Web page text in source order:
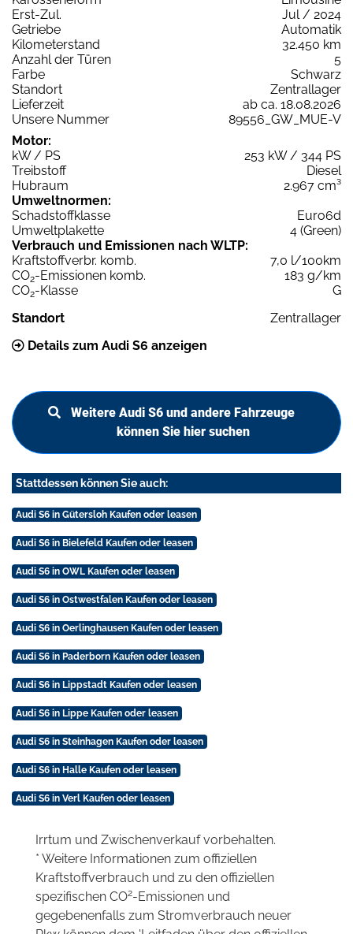
Erst-Zul.
Jul / 2024
Getriebe
Automatik
Kilometerstand
32.450 km
Anzahl der Türen
5
Farbe
Schwarz
Standort
Zentrallager
Lieferzeit
ab ca. 18.08.2026
Unsere Nummer
89556_GW_MUE-V
Motor:
kW / PS
253 kW / 344 PS
Treibstoff
Diesel
Hubraum
2.967 cm³
Umweltnormen:
Schadstoffklasse
Euro6d
Umweltplakette
4 (Green)
Verbrauch und Emissionen nach WLTP:
Kraftstoffverbr. komb.
7,0 l/100km
CO2-Emissionen komb.
183 g/km
CO2-Klasse
G
Standort
Zentrallager
Details zum Audi S6 anzeigen
Weitere Audi S6 und andere Fahrzeuge
können Sie hier suchen
Stattdessen können Sie auch:
Audi S6 in Gütersloh Kaufen oder leasen
Audi S6 in Bielefeld Kaufen oder leasen
Audi S6 in OWL Kaufen oder leasen
Audi S6 in Ostwestfalen Kaufen oder leasen
Audi S6 in Oerlinghausen Kaufen oder leasen
Audi S6 in Paderborn Kaufen oder leasen
Audi S6 in Lippstadt Kaufen oder leasen
Audi S6 in Lippe Kaufen oder leasen
Audi S6 in Steinhagen Kaufen oder leasen
Audi S6 in Halle Kaufen oder leasen
Audi S6 in Verl Kaufen oder leasen
Irrtum und Zwischenverkauf vorbehalten.
* Weitere Informationen zum offiziellen
Kraftstoffverbrauch und zu den offiziellen
spezifischen CO2-Emissionen und
gegebenenfalls zum Stromverbrauch neuer